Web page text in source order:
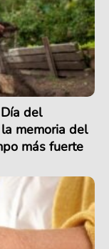
del
memoria del
más fuerte